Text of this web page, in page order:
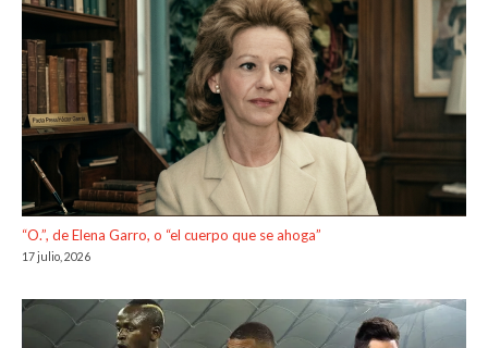
“O.”, de Elena Garro, o “el cuerpo que se ahoga”
17 julio, 2026